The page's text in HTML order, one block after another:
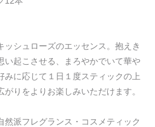
シュローズのエッセンス。抱えき
い起こさせる、まろやかでいて華や
みに応じて１日１度スティックの上
りをよりお楽しみいただけます。
派フレグランス・コスメティック